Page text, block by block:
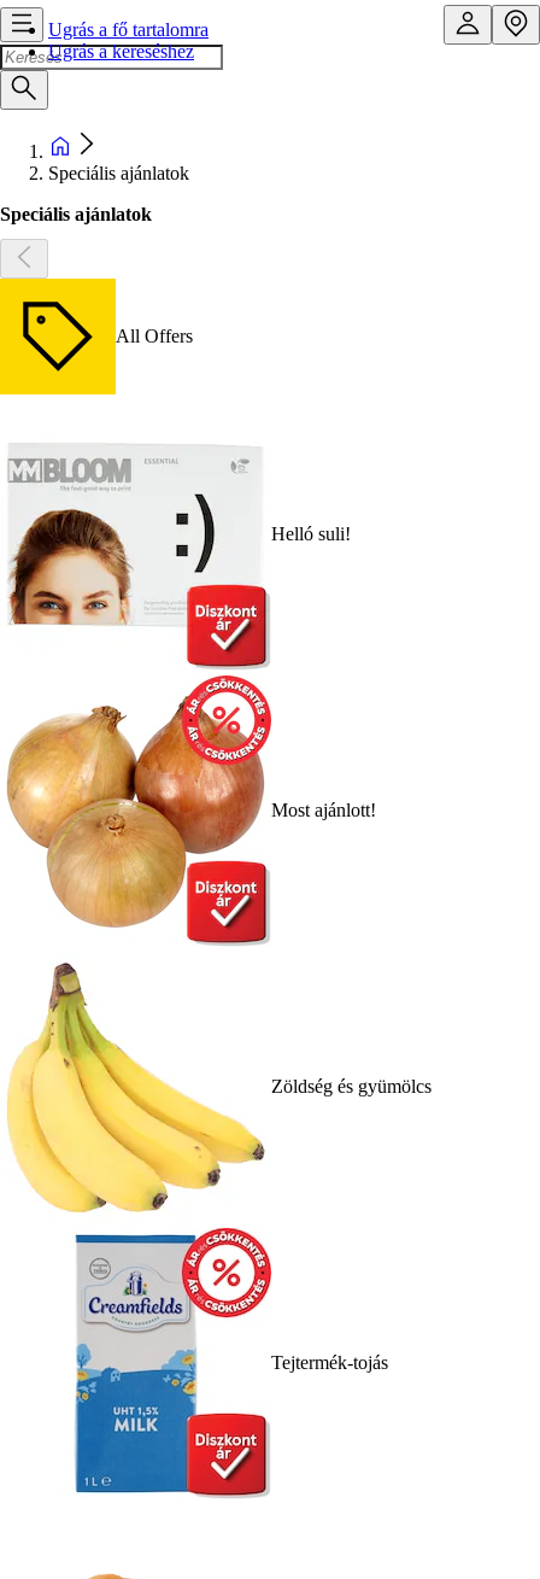
Ugrás a fő tartalomra
Ugrás a kereséshez
Speciális ajánlatok
Speciális ajánlatok
All Offers
Helló suli!
Most ajánlott!
Zöldség és gyümölcs
Tejtermék-tojás